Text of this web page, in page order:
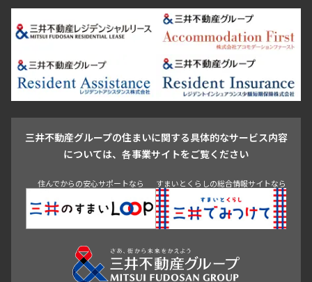
市ヶ谷・神楽坂・飯田橋
三田・芝・浜松町
芝浦・汐留・品川
月島・勝どき・豊洲
本郷・春日・小石川
目白・高田馬場・早稲田
池尻大橋・三軒茶屋
祐天寺・学芸大学・自由が丘
駒沢・用賀・二子玉川
成城・砧
池袋・板橋・王子
青山 渋谷 東京・大手町 新宿 品川
目黒・中目黒
江東区 台東区 墨田区
中野区
豊島区
杉並区 板橋区 練馬区 荒川区
足立区
葛飾区
江戸川区
三井不動産グループの住まいに関する具体的なサービス内容
については、各事業サイトをご覧ください
住んでからの安心サポートなら すまいとくらしの総合情報サイトなら